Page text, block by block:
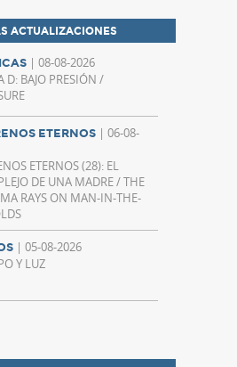
ACTUALIZACIONES
| 08-08-2026
D: BAJO PRESIÓN /
ETERNOS | 06-08-
ETERNOS (28): EL
DE UNA MADRE / THE
RAYS ON MAN-IN-THE-
| 05-08-2026
Y LUZ